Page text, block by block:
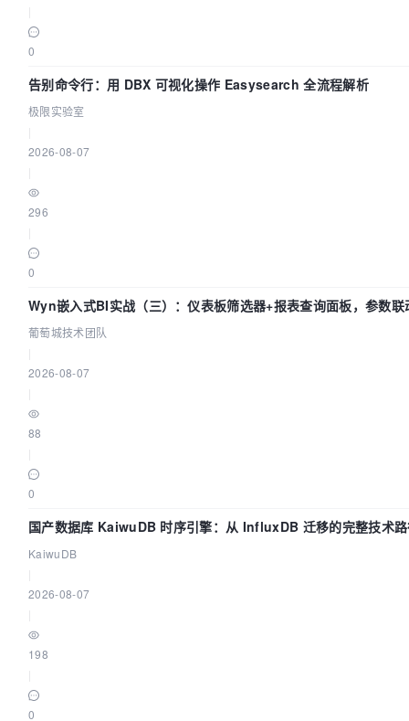
0
告别命令行：用 DBX 可视化操作 Easysearch 全流程解析
极限实验室
2026-08-07
296
0
Wyn嵌入式BI实战（三）：仪表板筛选器+报表查询面板，参数联
葡萄城技术团队
2026-08-07
88
0
国产数据库 KaiwuDB 时序引擎：从 InfluxDB 迁移的完整技术
KaiwuDB
2026-08-07
198
0